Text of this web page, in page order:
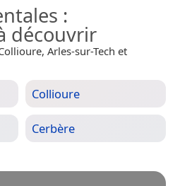
:
découvrir
Arles-sur-Tech et
Collioure
Cerbère